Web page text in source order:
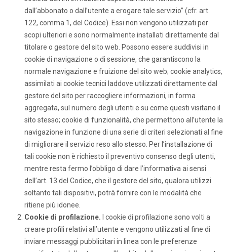
dall’abbonato o dall’utente a erogare tale servizio” (cfr. art.
122, comma 1, del Codice). Essi non vengono utilizzati per
scopi ulteriori e sono normalmente installati direttamente dal
titolare o gestore del sito web. Possono essere suddivisi in
cookie di navigazione o di sessione, che garantiscono la
normale navigazione e fruizione del sito web; cookie analytics,
assimilati ai cookie tecnici laddove utilizzati direttamente dal
gestore del sito per raccogliere informazioni, in forma
aggregata, sul numero degli utenti e su come questi visitano il
sito stesso; cookie di funzionalità, che permettono all’utente la
navigazione in funzione di una serie di criteri selezionati al fine
di migliorare il servizio reso allo stesso. Per l’installazione di
tali cookie non è richiesto il preventivo consenso degli utenti,
mentre resta fermo l’obbligo di dare l’informativa ai sensi
dell’art. 13 del Codice, che il gestore del sito, qualora utilizzi
soltanto tali dispositivi, potrà fornire con le modalità che
ritiene più idonee.
Cookie di profilazione. I cookie di profilazione sono volti a
creare profili relativi all’utente e vengono utilizzati al fine di
inviare messaggi pubblicitari in linea con le preferenze